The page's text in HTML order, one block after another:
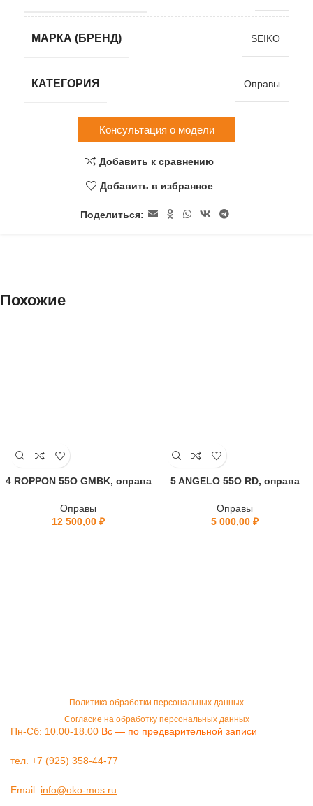
МАРКА (БРЕНД) SEIKO
КАТЕГОРИЯ Оправы
Консультация о модели
Добавить к сравнению
Добавить в избранное
Поделиться:
Похожие
4 ROPPON 55O GMBK, оправа
Оправы
12 500,00 ₽
5 ANGELO 55O RD, оправа
Оправы
5 000,00 ₽
Политика обработки персональных данных
Согласие на обработку персональных данных
Пн-Сб: 10.00-18.00 Вс — по предварительной записи
тел. +7 (925) 358-44-77
Email: info@oko-mos.ru